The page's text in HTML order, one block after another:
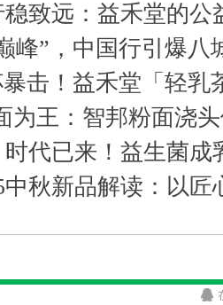
15致远：益禾堂的公
峰”，中国行引爆八
08-11
击！益禾堂「轻乳
为王：智邦粉面浇
08-05
时代已来！益生菌
07-28
中秋新品解读：以